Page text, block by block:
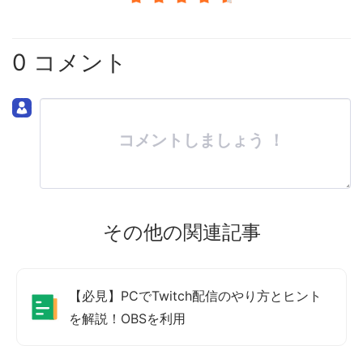
0 コメント
コメントしましょう ！
その他の関連記事
【必見】PCでTwitch配信のやり方とヒント
を解説！OBSを利用